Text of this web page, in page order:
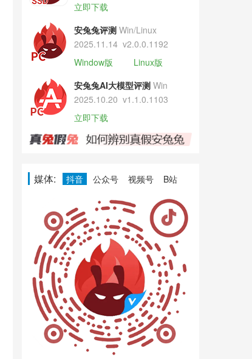
立即下载
安兔兔评测 Win/Linux
2025.11.14 v2.0.0.1192
Window版
Linux版
安兔兔AI大模型评测 Win
2025.10.20 v1.1.0.1103
立即下载
媒体: 抖音 公众号 视频号 B站